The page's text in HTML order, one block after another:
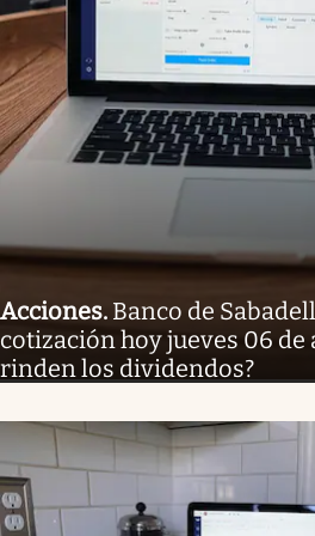
Acciones. Banco de
cotización hoy jueves 06 de
rinden los dividendos?